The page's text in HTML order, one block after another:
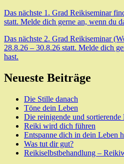
Das nächste 1. Grad Reikiseminar
statt. Melde dich gerne an, wenn du
Das nächste 2. Grad Reikiseminar
28.8.26 – 30.8.26 statt. Melde dich
hast.
Neueste Beiträge
Die Stille danach
Töne dein Leben
Die reinigende und
Reiki wird dich führen
Entspanne dich in dein Leben
Was tut dir gut?
Reikiselbstbehandlung –